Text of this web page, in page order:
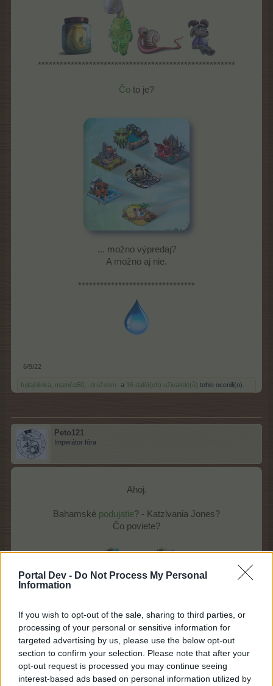
Portal Dev - Do Not Process My Personal
Information
If you wish to opt-out of the sale, sharing to third parties, or
processing of your personal or sensitive information for
targeted advertising by us, please use the below opt-out
section to confirm your selection. Please note that after your
opt-out request is processed you may continue seeing
interest-based ads based on personal information utilized by
******************************************************
Čo to je?
... možno výpredaj?
A možno aj nie.
********************************
6/9/22
fujtajblinka mamča50 -družstvo- a 16 další(ch) uživatelé(ů) tohle ocenili(o).
Peto121
Imperátor fóra
Ahoj.
Bahamské podujatie? - Katzlvania Jones?
Čo poviete?